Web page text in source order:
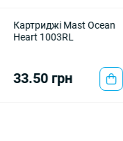
Картриджі Mast Ocean
Heart 1003RL
33.50 грн